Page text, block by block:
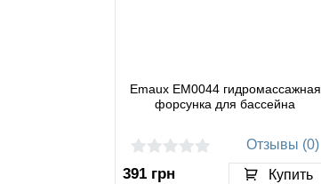
Emaux EM0044 гидромассажная
форсунка для бассейна
Отзывы (0)
391 грн Купить